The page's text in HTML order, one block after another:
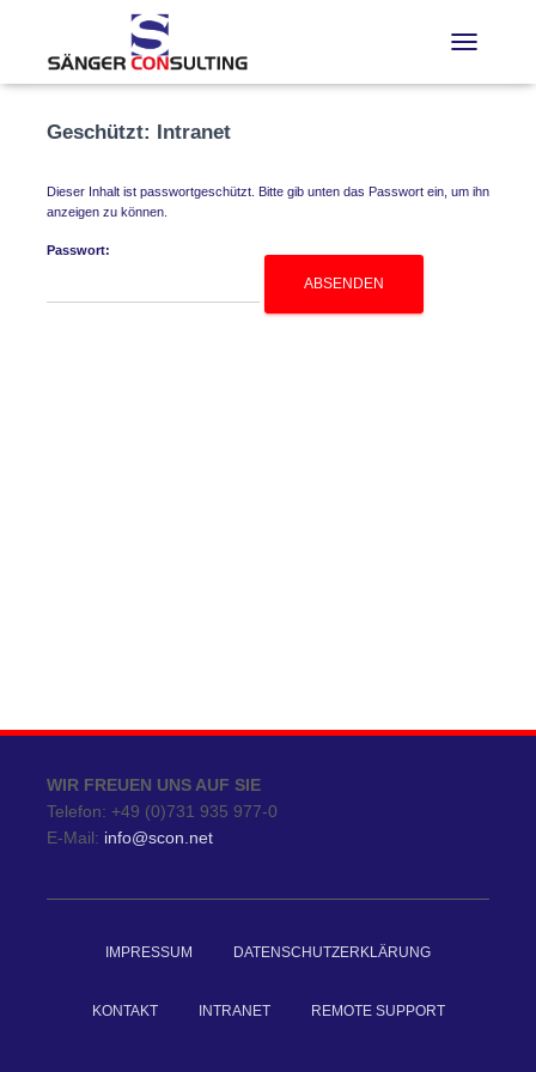
Geschützt: Intranet
Dieser Inhalt ist passwortgeschützt. Bitte gib unten das Passwort ein, um ihn
anzeigen zu können.
Passwort:
WIR FREUEN UNS AUF SIE
Telefon: +49 (0)731 935 977-0
E-Mail: info@scon.net
IMPRESSUM DATENSCHUTZERKLÄRUNG
KONTAKT INTRANET REMOTE SUPPORT